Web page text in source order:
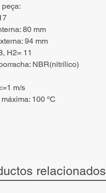
80 mm
94 mm
H2= 11
NBR(nitrílico)
m/s
100 ºC
relacionados